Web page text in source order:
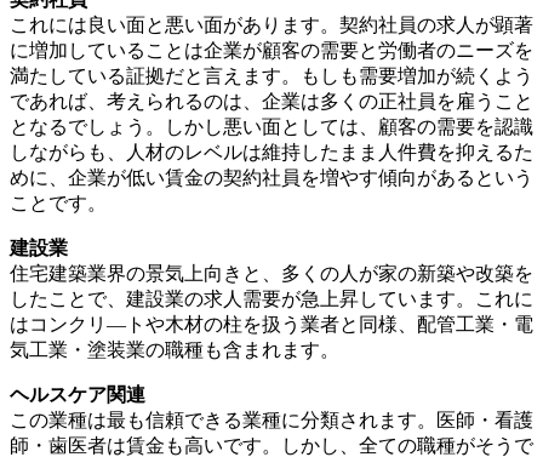
これには良い面と悪い面があります。契約社員の求人が顕著
に増加していることは企業が顧客の需要と労働者のニーズを
満たしている証拠だと言えます。もしも需要増加が続くよう
であれば、考えられるのは、企業は多くの正社員を雇うこと
となるでしょう。しかし悪い面としては、顧客の需要を認識
しながらも、人材のレベルは維持したまま人件費を抑えるた
めに、企業が低い賃金の契約社員を増やす傾向があるという
ことです。
建設業
住宅建築業界の景気上向きと、多くの人が家の新築や改築を
したことで、建設業の求人需要が急上昇しています。これに
はコンクリ—トや木材の柱を扱う業者と同様、配管工業・電
気工業・塗装業の職種も含まれます。
ヘルスケア関連
この業種は最も信頼できる業種に分類されます。医師・看護
師・歯医者は賃金も高いです。しかし、全ての職種がそうで